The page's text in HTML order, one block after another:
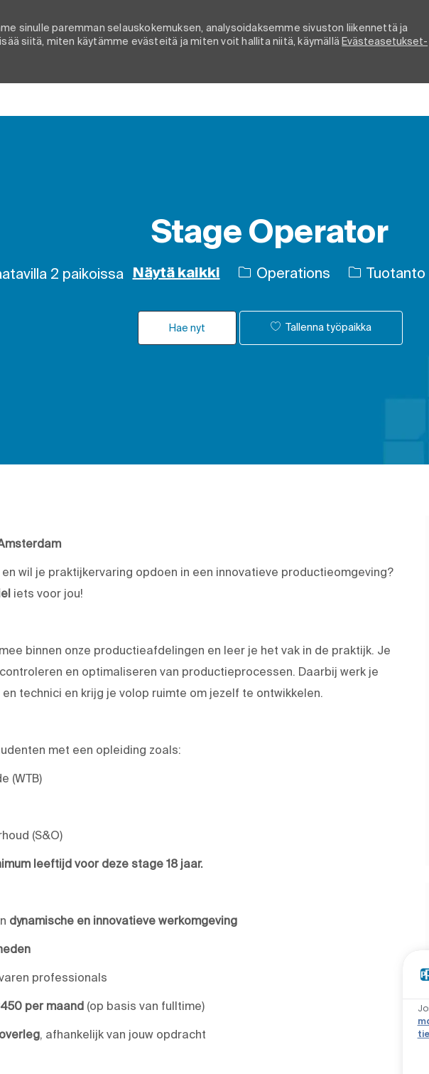
sinulle paremman selauskokemuksen, analysoidaksemme sivuston liikennettä ja
siitä, miten käytämme evästeitä ja miten voit hallita niitä, käymällä Evästeasetukset-
Stage Operator
2 paikoissa Näytä kaikki Operations Luokka
Tuotanto
Hae nyt Tallenna työpaikka
wil je praktijkervaring opdoen in een innovatieve productieomgeving?
iets voor jou!
binnen onze productieafdelingen en leer je het vak in de praktijk. Je
en optimaliseren van productieprocessen. Daarbij werk je
technici en krijg je volop ruimte om jezelf te ontwikkelen.
met een opleiding zoals:
(WTB)
(S&O)
leeftijd voor deze stage 18 jaar.
dynamische en innovatieve werkomgeving
professionals
per maand (op basis van fulltime)
, afhankelijk van jouw opdracht